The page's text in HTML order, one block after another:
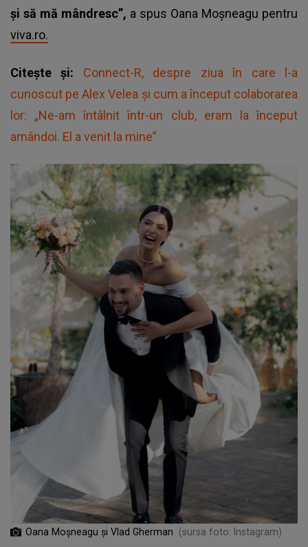
și să mă mândresc”, a spus Oana Moșneagu pentru
viva.ro.
Citește și: Connect-R, despre ziua în care l-a
cunoscut pe Alex Velea și cum a început colaborarea
lor: „Ne-am întâlnit într-un club, eram la început
amândoi. El a venit la mine”
Oana Moșneagu și Vlad Gherman (sursa foto: Instagram)